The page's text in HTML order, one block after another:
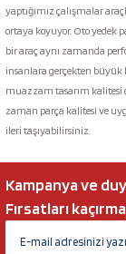
yaptığımız çalışmalar
ortaya koyuyor. Oto yedek
bir araç aynı zamanda
insanlara gerçekten büyük
muazzam tasarım
zaman parça kalitesi ve
ileri taşıyabilirsiniz.
Kampanya ve
Fırsatları